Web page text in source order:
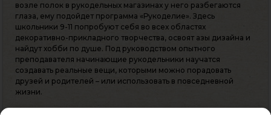
возле полок в рукодельных магазинах у него разбегаются
глаза, ему подойдет программа «Рукоделие». Здесь
школьники 9-11 попробуют себя во всех областях
декоративно-прикладного творчества, освоят азы дизайна и
найдут хобби по душе. Под руководством опытного
преподавателя начинающие рукодельники научатся
создавать реальные вещи, которыми можно порадовать
друзей и родителей – или использовать в повседневной
жизни.